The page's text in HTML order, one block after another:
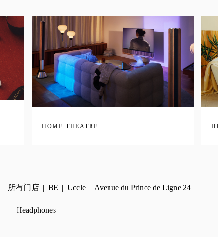
HOME THEATRE
所有门店 BE Uccle Avenue du Prince de Ligne 24
Headphones